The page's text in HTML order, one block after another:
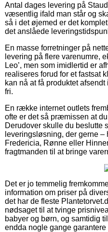
Antal dages levering på
væsentlig ifald man står og
så i det øjemed er det
det anslåede
En masse forretninger på
levering på flere varenumre,
Leo’, men som imidlertid er
realiseres forud for et fastsat
kan nå at få produktet
fri.
En række internet outlets
ofte er det så præmissen at
Derudover skulle du beslutte
leveringsløsning, der gerne –
Fredericia, Rønne eller
fragtmanden til at bringe
Det er jo temmelig
information om priser på
det har de fleste
nødsaget til at tvinge
babyer og børn, og samtidig
endda nogle gange